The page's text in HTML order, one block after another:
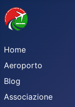
Home
Aeroporto
Blog
Associazione